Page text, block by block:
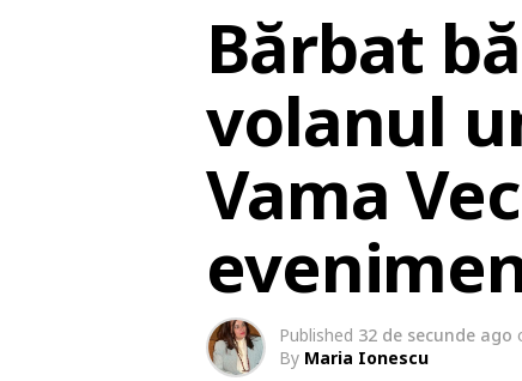
Bărbat
volanul
Vama
Published 32 de secunde ago
By Maria Ionescu